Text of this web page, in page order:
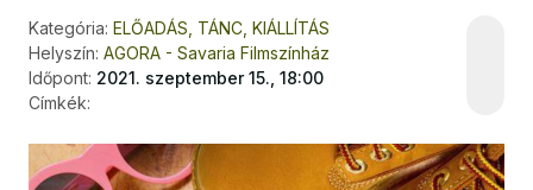
Kategória: ELŐADÁS, TÁNC, KIÁLLÍTÁS
Helyszín: AGORA - Savaria Filmszínház
Időpont: 2021. szeptember 15., 18:00
Címkék: